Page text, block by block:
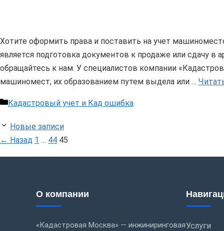
Хотите оформить права и поставить на учет
является подготовка документов к продаже или сдачу в
обращайтесь к нам. У специалистов компании
машиномест, их образованием путем выдела или …
Рубрики
Кадастровый учет и Кад ошибка
Новые записи
← Назад Страница
1 … Страница
44 Страница
45
О компании
«Кадастровая Москва» — инжиниринговаяУслуги